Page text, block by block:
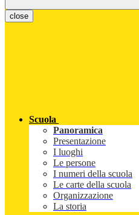
close
Scuola
Panoramica
Presentazione
I luoghi
Le persone
I numeri della scuola
Le carte della scuola
Organizzazione
La storia